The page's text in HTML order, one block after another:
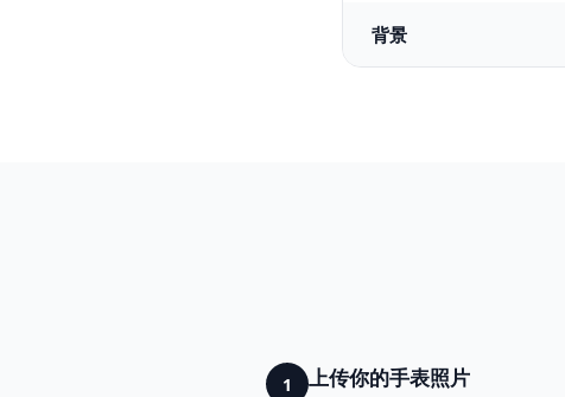
背景
1 上传你的手表照片